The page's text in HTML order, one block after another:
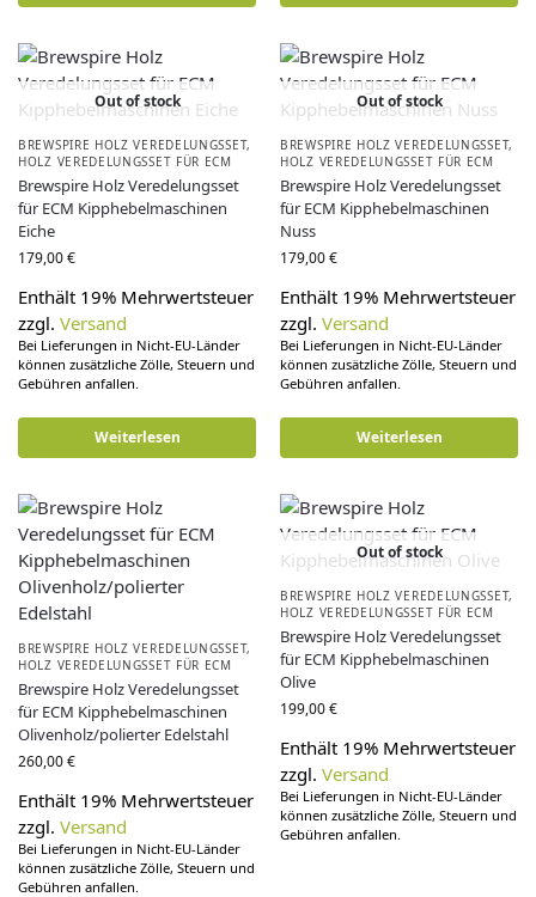
Out of stock
BREWSPIRE HOLZ VEREDELUNGSSET,
HOLZ VEREDELUNGSSET FÜR ECM
Brewspire Holz Veredelungsset
für ECM Kipphebelmaschinen
Eiche
179,00€
Enthält 19% Mehrwertsteuer
zzgl. Versand
Bei Lieferungen in Nicht-EU-Länder
können zusätzliche Zölle, Steuern und
Gebühren anfallen.
Weiterlesen
Out of stock
BREWSPIRE HOLZ VEREDELUNGSSET,
HOLZ VEREDELUNGSSET FÜR ECM
Brewspire Holz Veredelungsset
für ECM Kipphebelmaschinen
Nuss
179,00€
Enthält 19% Mehrwertsteuer
zzgl. Versand
Bei Lieferungen in Nicht-EU-Länder
können zusätzliche Zölle, Steuern und
Gebühren anfallen.
Weiterlesen
BREWSPIRE HOLZ VEREDELUNGSSET,
HOLZ VEREDELUNGSSET FÜR ECM
Brewspire Holz Veredelungsset
für ECM Kipphebelmaschinen
Olivenholz/polierter Edelstahl
260,00€
Enthält 19% Mehrwertsteuer
zzgl. Versand
Bei Lieferungen in Nicht-EU-Länder
können zusätzliche Zölle, Steuern und
Gebühren anfallen.
Out of stock
BREWSPIRE HOLZ VEREDELUNGSSET,
HOLZ VEREDELUNGSSET FÜR ECM
Brewspire Holz Veredelungsset
für ECM Kipphebelmaschinen
Olive
199,00€
Enthält 19% Mehrwertsteuer
zzgl. Versand
Bei Lieferungen in Nicht-EU-Länder
können zusätzliche Zölle, Steuern und
Gebühren anfallen.